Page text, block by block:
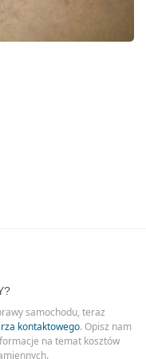
samochodu, teraz
kontaktowego. Opisz nam
na temat kosztów